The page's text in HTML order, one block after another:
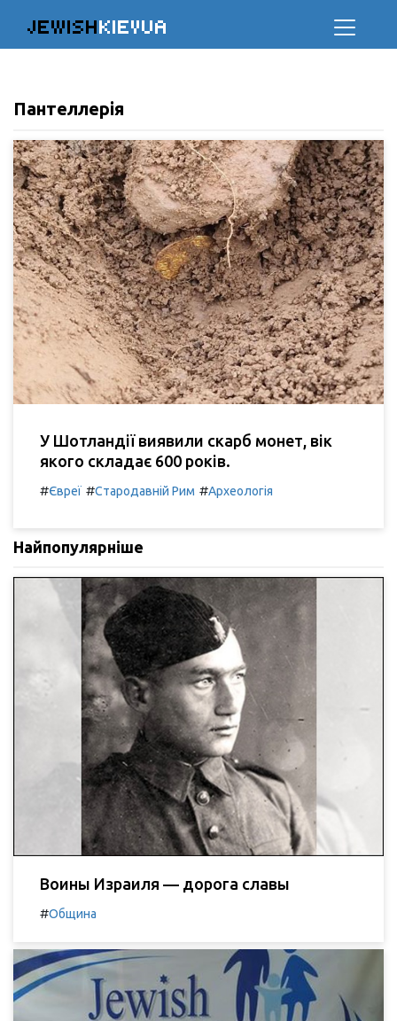
JEWISHKIEVUA
Пантеллерія
У Шотландії виявили скарб монет, вік
якого складає 600 років.
#Євреї #Стародавній Рим #Археологія
Найпопулярніше
Воины Израиля — дорога славы
#Община